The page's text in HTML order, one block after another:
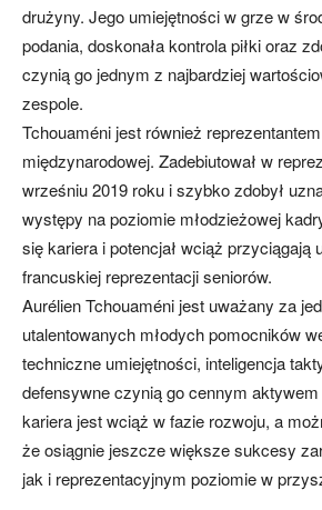
drużyny. Jego umiejętności w grze w
podania, doskonała kontrola piłki oraz
czynią go jednym z najbardziej
zespole.
Tchouaméni jest również
międzynarodowej. Zadebiutował w
wrześniu 2019 roku i szybko zdobył
występy na poziomie młodzieżowej
się kariera i potencjał wciąż przyciągają
francuskiej reprezentacji seniorów.
Aurélien Tchouaméni jest uważany za
utalentowanych młodych pomocników
techniczne umiejętności, inteligencja
defensywne czynią go cennym
kariera jest wciąż w fazie rozwoju, a
że osiągnie jeszcze większe sukcesy
jak i reprezentacyjnym poziomie w